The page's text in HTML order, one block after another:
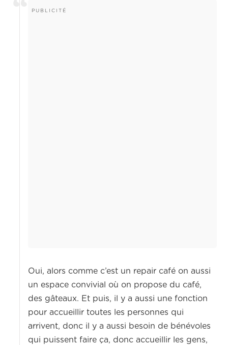
Oui, alors comme c’est un repair café on aussi
un espace convivial où on propose du café,
des gâteaux. Et puis, il y a aussi une fonction
pour accueillir toutes les personnes qui
arrivent, donc il y a aussi besoin de bénévoles
qui puissent faire ça, donc accueillir les gens,